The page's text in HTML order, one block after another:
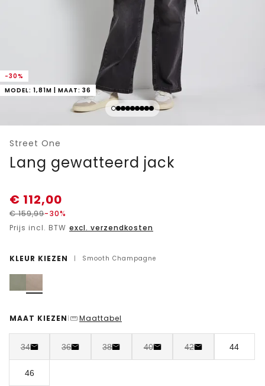
-30%
MODEL: 1,81M | MAAT: 36
Street One
Lang gewatteerd jack
€ 112,00
€159,99-30%
Prijs incl. BTW excl. verzendkosten
KLEUR KIEZEN | Smooth Champagne
MAAT KIEZEN | Maattabel
34 36 38 40 42 44
46